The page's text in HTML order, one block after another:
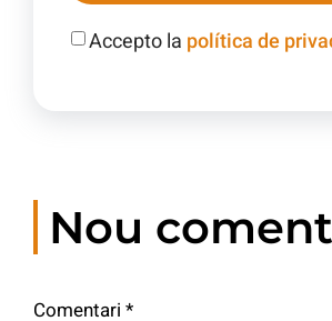
Accepto la política de
Nou
Comentari *